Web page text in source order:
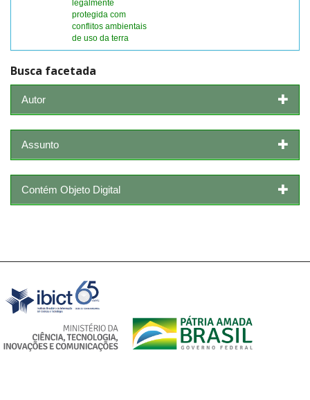
legalmente
protegida com
conflitos ambientais
de uso da terra
Busca facetada
Autor
Assunto
Contém Objeto Digital